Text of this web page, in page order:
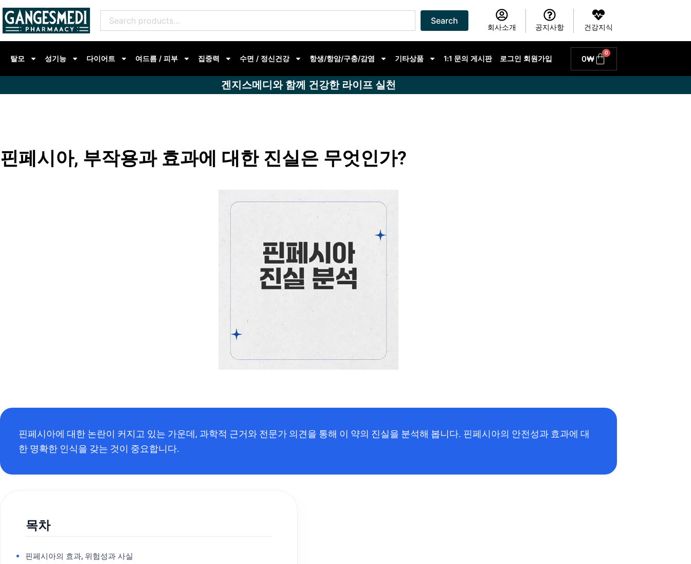
콘
텐
츠
for:
Search
회사소개 공지사항 건강지식
탈모 성기능 다이어트 여드름 / 피부 집중력 수면 / 정신건강 항생/항암/구충/감염 기타상품 1:1 문의 게시판 로그인 회원가입 0₩
0
Cart
겐지스메디와 함께 건강한 라이프 실천
핀페시아, 부작용과 효과에 대한 진실은 무엇인가?
핀페시아에 대한 논란이 커지고 있는 가운데, 과학적 근거와 전문가 의견을 통해 이 약의 진실을 분석해 봅니다. 핀페시아의 안전성과 효과에 대
한 명확한 인식을 갖는 것이 중요합니다.
목차
핀페시아의 효과, 위험성과 사실